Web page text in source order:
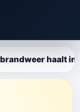
haalt